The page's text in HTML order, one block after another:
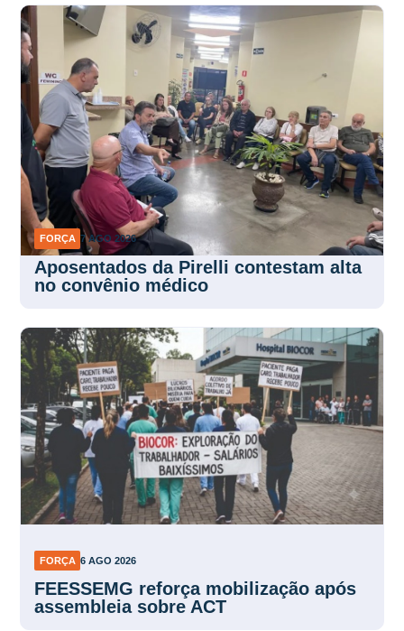
FORÇA 7 AGO 2026
Aposentados da Pirelli contestam alta
no convênio médico
FORÇA 6 AGO 2026
FEESSEMG reforça mobilização após
assembleia sobre ACT